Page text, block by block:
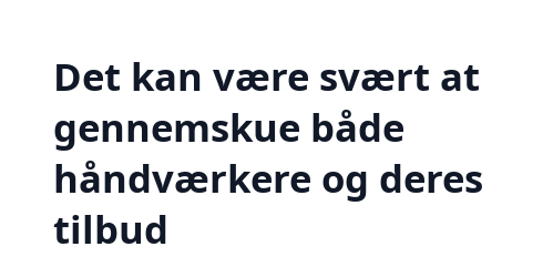
Det kan være svært at
gennemskue både
håndværkere og deres
tilbud